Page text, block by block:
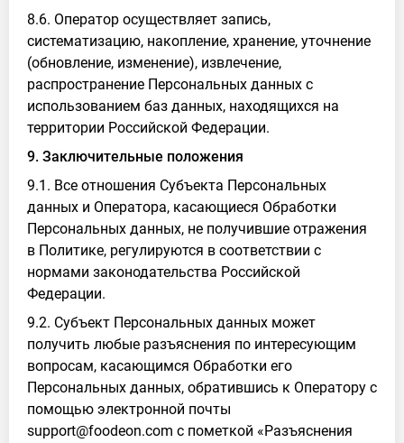
8.6. Оператор осуществляет запись,
систематизацию, накопление, хранение, уточнение
(обновление, изменение), извлечение,
распространение Персональных данных с
использованием баз данных, находящихся на
территории Российской Федерации.
9. Заключительные положения
9.1. Все отношения Субъекта Персональных
данных и Оператора, касающиеся Обработки
Персональных данных, не получившие отражения
в Политике, регулируются в соответствии с
нормами законодательства Российской
Федерации.
9.2. Субъект Персональных данных может
получить любые разъяснения по интересующим
вопросам, касающимся Обработки его
Персональных данных, обратившись к Оператору с
помощью электронной почты
support@foodeon.com с пометкой «Разъяснения